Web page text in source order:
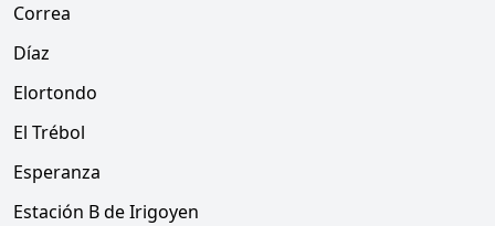
Correa
Díaz
Elortondo
El Trébol
Esperanza
Estación B de Irigoyen